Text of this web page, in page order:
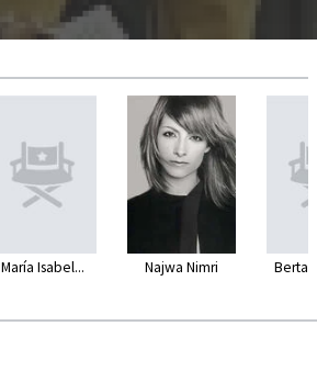
María Isabel... Najwa Nimri Berta